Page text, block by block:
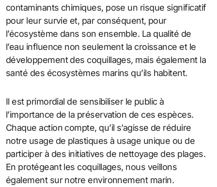
contaminants chimiques, pose un risque significatif
pour leur survie et, par conséquent, pour
l’écosystème dans son ensemble. La qualité de
l’eau influence non seulement la croissance et le
développement des coquillages, mais également la
santé des écosystèmes marins qu’ils habitent.
Il est primordial de sensibiliser le public à
l’importance de la préservation de ces espèces.
Chaque action compte, qu’il s’agisse de réduire
notre usage de plastiques à usage unique ou de
participer à des initiatives de nettoyage des plages.
En protégeant les coquillages, nous veillons
également sur notre environnement marin.